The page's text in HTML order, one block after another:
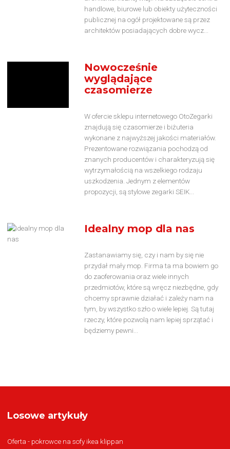
handlowe, biurowe lub obiekty użyteczności
publicznej na ogół projektowane są przez
architektów posiadających dobre wycz...
Nowocześnie
wyglądające
czasomierze
W ofercie sklepu internetowego OtoZegarki
znajdują się czasomierze i biżuteria
wykonane z najwyższej jakości materiałów.
Prezentowane rozwiązania pochodzą od
znanych producentów i charakteryzują się
wytrzymałością na wszelkiego rodzaju
uszkodzenia. Jednym z elementów
propozycji, są stylowe zegarki SEIK...
Idealny mop dla nas
Zastanawiamy się, czy i nam by się nie
przydał mały mop. Firma ta ma bowiem go
do zaoferowania oraz wiele innych
przedmiotów, które są wręcz niezbędne, gdy
chcemy sprawnie działać i zależy nam na
tym, by wszystko szło o wiele lepiej. Są tutaj
rzeczy, które pozwolą nam lepiej sprzątać i
będziemy pewni...
Losowe artykuły
Oferta - pokrowce na sofy ikea klippan